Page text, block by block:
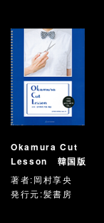
Okamura Cut
Lesson 韓国版
著者:岡村享央
発行元:髪書房